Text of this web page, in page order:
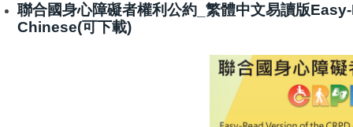
聯合國身心障礙者權利公約_繁體中文易讀版
Chinese(可下載)